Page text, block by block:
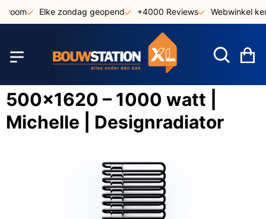
naar
Elke zondag geopend +4000 Reviews Webwinkel
500x1620 – 1000 watt |
Michelle | Designradiator